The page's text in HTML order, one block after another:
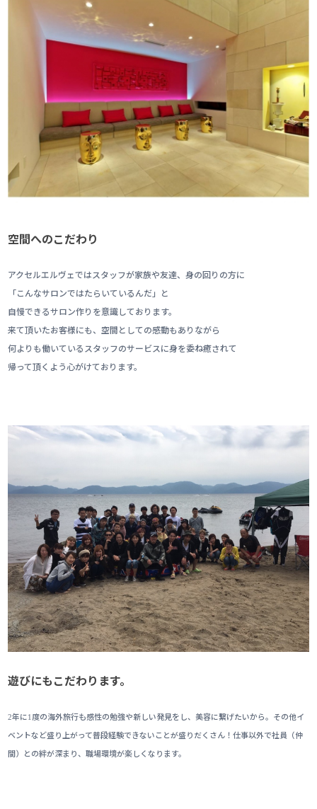
空間へのこだわり
アクセルエルヴェではスタッフが家族や友達、身の回りの方に
「こんなサロンではたらいているんだ」と
自慢できるサロン作りを意識しております。
来て頂いたお客様にも、空間としての感動もありながら
何よりも働いているスタッフのサービスに身を委ね癒されて
帰って頂くよう心がけております。
遊びにもこだわります。
2年に1 度の海外旅行も感性の勉強や新しい発見をし、美容に繋げたいから。 その他イ
ベントなど盛り上がって普段経験できないことが盛りだくさん！ 仕事以外で社員（仲
間）との絆が深まり、職場環境が楽しくなります。